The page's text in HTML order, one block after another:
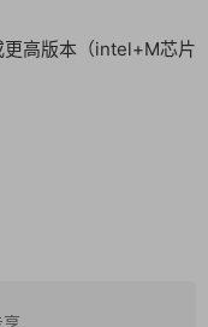
高版本（intel+M芯片
享